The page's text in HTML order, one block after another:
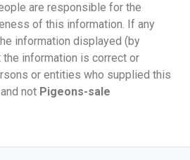
are responsible for the
of this information. If any
information displayed (by
information is correct or
or entities who supplied this
not Pigeons-sale